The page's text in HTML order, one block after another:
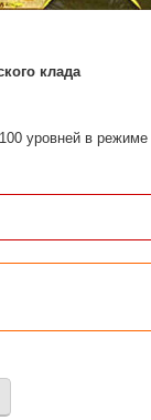
клада
уровней в режиме